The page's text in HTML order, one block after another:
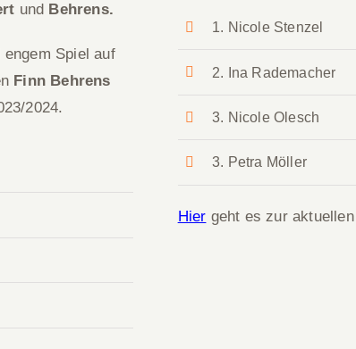
und Behrens.
Spiel auf
Finn Behrens
2024.
1. Nicole Stenzel
2. Ina Rademacher
3. Nicole Olesch
3. Petra Möller
Hier geht es zur